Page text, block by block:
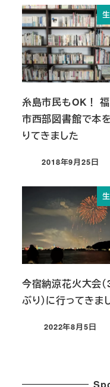
糸島市民もOK！
市西部図書館で本
りてきました
投稿日
2018年9月25日
今宿納涼花火大会
ぶり）に行ってきま
投稿日
2022年8月5日